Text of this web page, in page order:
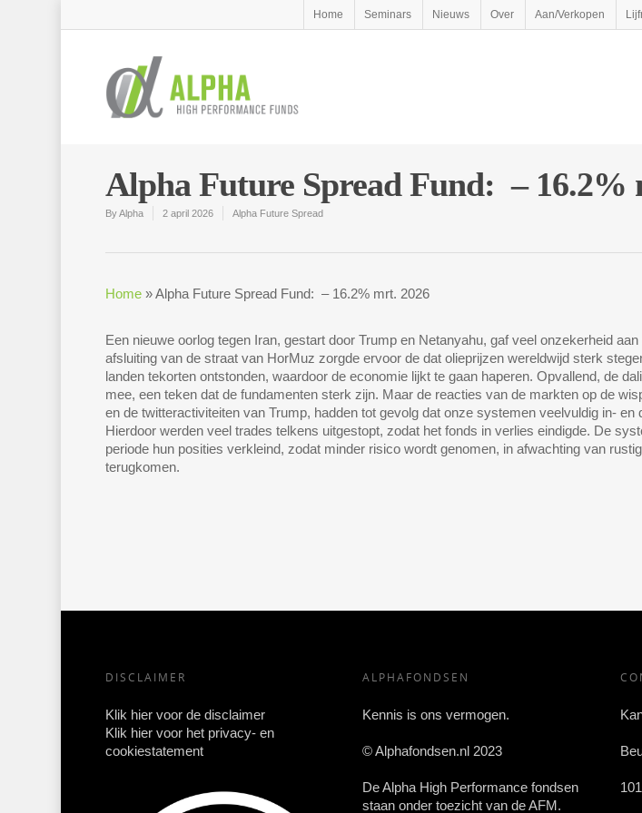
Home Seminars Nieuws Over Aan/Verkopen
Alpha Future Spread Fund: – 16.2%
ByAlpha 2 april 2026 Alpha Future Spread
Home»Alpha Future Spread Fund: – 16.2% mrt. 2026
Een nieuwe oorlog tegen Iran, gestart door Trump en Netanyahu, gaf veel onzekerheid
afsluiting van de straat van HorMuz zorgde ervoor de dat olieprijzen wereldwijd sterk
landen tekorten ontstonden, waardoor de economie lijkt te gaan haperen. Opvallend, de
mee, een teken dat de fundamenten sterk zijn. Maar de reacties van de markten op de
en de twitteractiviteiten van Trump, hadden tot gevolg dat onze systemen veelvuldig in- en
Hierdoor werden veel trades telkens uitgestopt, zodat het fonds in verlies eindigde. De
periode hun posities verkleind, zodat minder risico wordt genomen, in afwachting van
terugkomen.
DISCLAIMER
Klik hier voor de disclaimer
Klik hier voor het privacy- en
cookiestatement
ALPHAFONDSEN
Kennis is ons vermogen.
© Alphafondsen.nl 2023
De Alpha High Performance fondsen
staan onder toezicht van de AFM.